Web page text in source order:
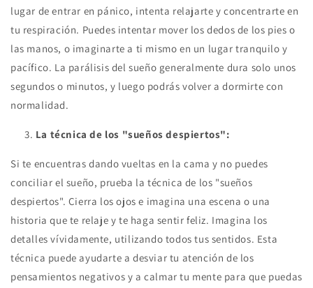
lugar de entrar en pánico, intenta relajarte y concentrarte en
tu respiración. Puedes intentar mover los dedos de los pies o
las manos, o imaginarte a ti mismo en un lugar tranquilo y
pacífico. La parálisis del sueño generalmente dura solo unos
segundos o minutos, y luego podrás volver a dormirte con
normalidad.
La técnica de los "sueños despiertos":
Si te encuentras dando vueltas en la cama y no puedes
conciliar el sueño, prueba la técnica de los "sueños
despiertos". Cierra los ojos e imagina una escena o una
historia que te relaje y te haga sentir feliz. Imagina los
detalles vívidamente, utilizando todos tus sentidos. Esta
técnica puede ayudarte a desviar tu atención de los
pensamientos negativos y a calmar tu mente para que puedas